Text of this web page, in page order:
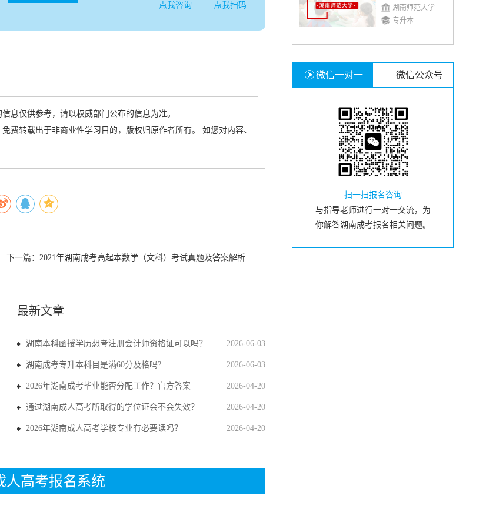
点我咨询 点我扫码
息仅供参考，请以权威部门公布的信息为准。
费转载出于非商业性学习目的，版权归原作者所有。 如您对内容、
下一篇： 2021年湖南成考高起本数学（文科）考试真题及答案解析
最新文章
2026-06-03
湖南本科函授学历想考注册会计师资格证可以吗？
2026-06-03
湖南成考专升本科目是满60分及格吗?
2026-04-20
2026年湖南成考毕业能否分配工作？官方答案
2026-04-20
通过湖南成人高考所取得的学位证会不会失效？
2026-04-20
2026年湖南成人高考学校专业有必要读吗？
人高考报名系统
湖南师范大学
专升本
微信一对一 微信公众号
扫一扫报名咨询
与指导老师进行一对一交流，为
你解答湖南成考报名相关问题。